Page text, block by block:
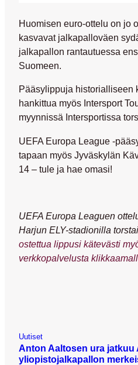
Huomisen euro-ottelu on jo
kasvavat jalkapalloväen
jalkapallon rantautuessa
Suomeen.
Pääsylippuja historialliseen
hankittua myös Intersport
myynnissä Intersportissa
UEFA Europa League -
tapaan myös Jyväskylän
14 – tule ja hae omasi!
UEFA Europa Leaguen
Harjun ELY-stadionilla
ostettua lippusi kätevästi
verkkopalvelusta
Uutiset
Anton Aaltosen ura jatkuu
yliopistojalkapallon